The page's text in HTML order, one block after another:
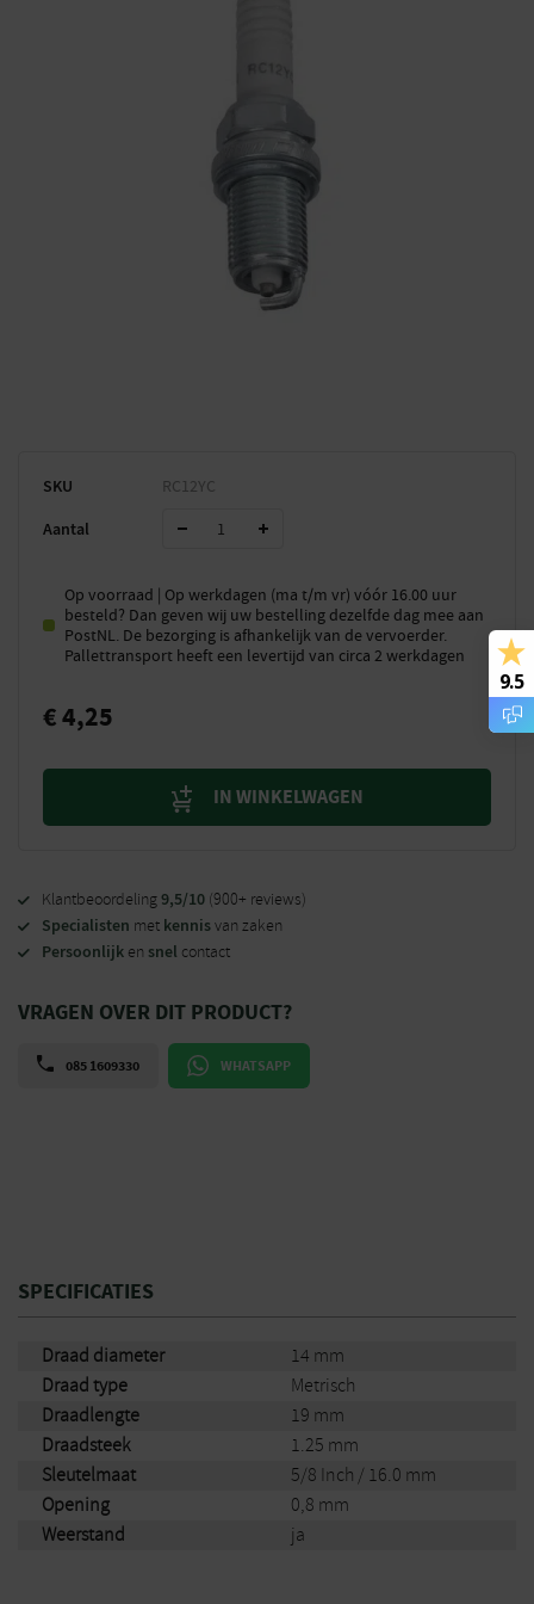
SKU RC12YC
Aantal
Op voorraad | Op werkdagen (ma t/m vr) vóór 16.00 uur
besteld? Dan geven wij uw bestelling dezelfde dag mee aan
PostNL. De bezorging is afhankelijk van de vervoerder.
Pallettransport heeft een levertijd van circa 2 werkdagen
€4,25
IN WINKELWAGEN
Klantbeoordeling9,5/10 (900+ reviews)
Specialisten met kennisvan zaken
Persoonlijk en snel contact
VRAGEN OVER DIT PRODUCT?
085 1609330 WHATSAPP
SPECIFICATIES
Draad diameter
14 mm
Draad type
Metrisch
Draadlengte
19 mm
Draadsteek
1.25 mm
Sleutelmaat
5/8 Inch / 16.0 mm
Opening
0,8 mm
Weerstand
ja
9.5